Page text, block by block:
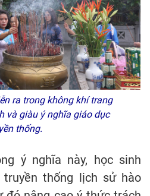
ra trong không khí trang
và giàu ý nghĩa giáo dục
thống.
ý nghĩa này, học sinh
thống lịch sử hào